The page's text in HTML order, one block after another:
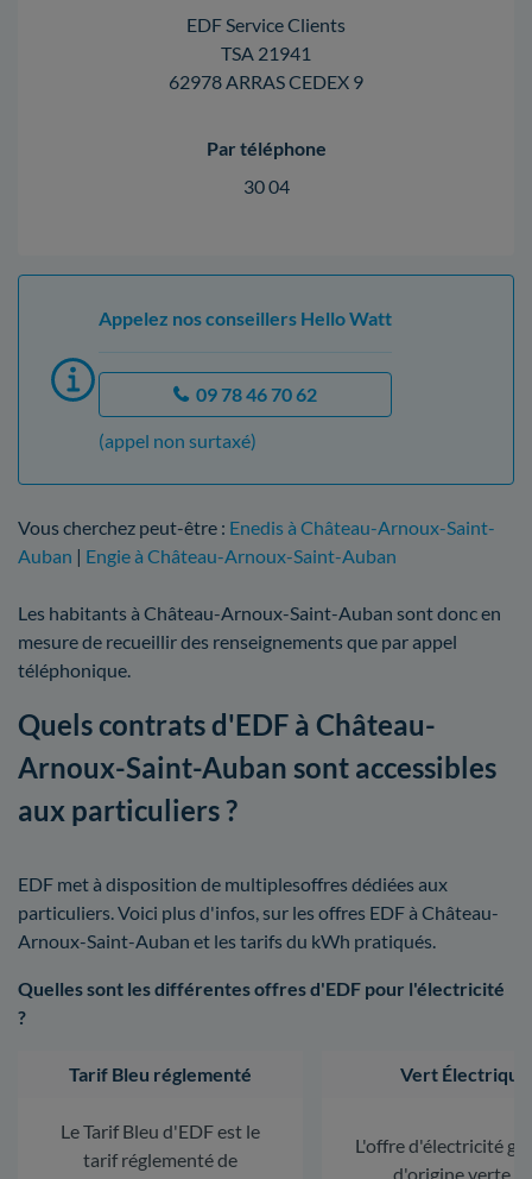
EDF Service Clients
TSA 21941
62978 ARRAS CEDEX 9
Par téléphone
30 04
Appelez nos conseillers Hello Watt
09 78 46 70 62
(appel non surtaxé)
Vous cherchez peut-être : Enedis à Château-Arnoux-Saint-
Auban | Engie à Château-Arnoux-Saint-Auban
Les habitants à Château-Arnoux-Saint-Auban sont donc en
mesure de recueillir des renseignements que par appel
téléphonique.
Quels contrats d'EDF à Château-
Arnoux-Saint-Auban sont accessibles
aux particuliers ?
EDF met à disposition de multiplesoffres dédiées aux
particuliers. Voici plus d'infos, sur les offres EDF à Château-
Arnoux-Saint-Auban et les tarifs du kWh pratiqués.
Quelles sont les différentes offres d'EDF pour l'électricité
?
Tarif Bleu réglementé
Le Tarif Bleu d'EDF est le
tarif réglementé de
Vert Électrique
L'offre d'électricité
d'origine verte